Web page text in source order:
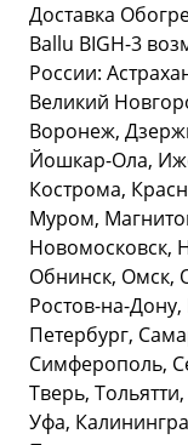
Доставка
Ballu BIGH-3
России:
Великий
Воронеж,
Йошкар-Ола,
Кострома,
Муром,
Новомосковск,
Обнинск, Омск,
Ростов-на-
Петербург,
Симферополь,
Тверь,
Уфа,